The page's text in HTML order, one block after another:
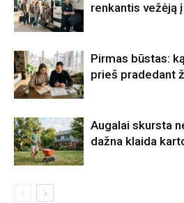
renkantis vežėją
Pirmas būstas:
prieš pradedant
Augalai skursta
dažna klaida